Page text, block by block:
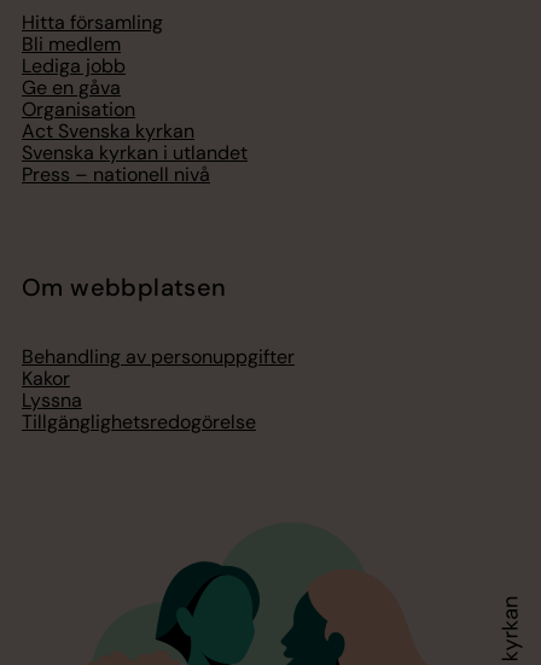
Hitta församling
Bli medlem
Lediga jobb
Ge en gåva
Organisation
Act Svenska kyrkan
Svenska kyrkan i utlandet
Press – nationell nivå
Om webbplatsen
Behandling av personuppgifter
Kakor
Lyssna
Tillgänglighetsredogörelse